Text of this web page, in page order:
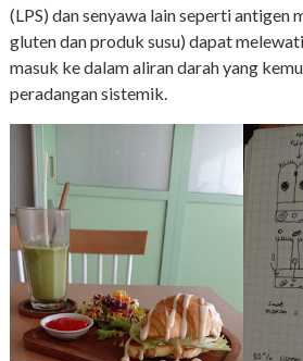
(LPS) dan senyawa lain seperti antigen
gluten dan produk susu) dapat
masuk ke dalam aliran darah yang
peradangan sistemik.